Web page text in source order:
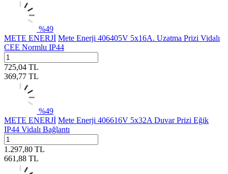
%49
METE ENERJİ Mete Enerji 406405V 5x16A. Uzatma Prizi Vidalı
CEE Normlu IP44
725,04 TL
369,77 TL
%49
METE ENERJİ Mete Enerji 406616V 5x32A Duvar Prizi Eğik
IP44 Vidalı Bağlantı
1.297,80 TL
661,88 TL